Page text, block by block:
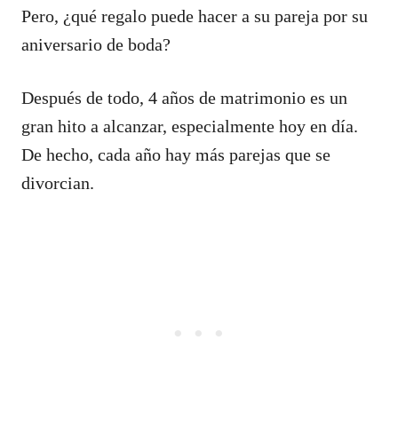
Pero, ¿qué regalo puede hacer a su pareja por su
aniversario de boda?
Después de todo, 4 años de matrimonio es un
gran hito a alcanzar, especialmente hoy en día.
De hecho, cada año hay más parejas que se
divorcian.